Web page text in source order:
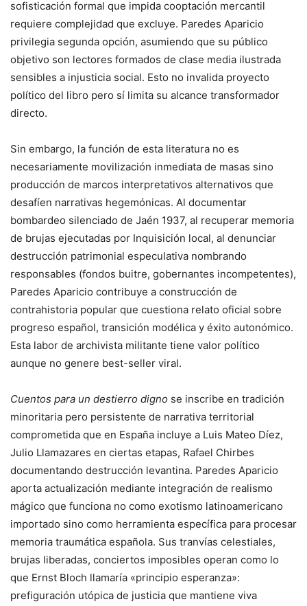
sofisticación formal que impida cooptación mercantil
requiere complejidad que excluye. Paredes Aparicio
privilegia segunda opción, asumiendo que su público
objetivo son lectores formados de clase media ilustrada
sensibles a injusticia social. Esto no invalida proyecto
político del libro pero sí limita su alcance transformador
directo.
Sin embargo, la función de esta literatura no es
necesariamente movilización inmediata de masas sino
producción de marcos interpretativos alternativos que
desafíen narrativas hegemónicas. Al documentar
bombardeo silenciado de Jaén 1937, al recuperar memoria
de brujas ejecutadas por Inquisición local, al denunciar
destrucción patrimonial especulativa nombrando
responsables (fondos buitre, gobernantes incompetentes),
Paredes Aparicio contribuye a construcción de
contrahistoria popular que cuestiona relato oficial sobre
progreso español, transición modélica y éxito autonómico.
Esta labor de archivista militante tiene valor político
aunque no genere best-seller viral.
Cuentos para un destierro digno se inscribe en tradición
minoritaria pero persistente de narrativa territorial
comprometida que en España incluye a Luis Mateo Díez,
Julio Llamazares en ciertas etapas, Rafael Chirbes
documentando destrucción levantina. Paredes Aparicio
aporta actualización mediante integración de realismo
mágico que funciona no como exotismo latinoamericano
importado sino como herramienta específica para procesar
memoria traumática española. Sus tranvías celestiales,
brujas liberadas, conciertos imposibles operan como lo
que Ernst Bloch llamaría «principio esperanza»:
prefiguración utópica de justicia que mantiene viva